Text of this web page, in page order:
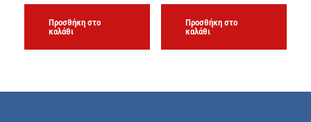
Προσθήκη στο
καλάθι
Προσθήκη στο
καλάθι